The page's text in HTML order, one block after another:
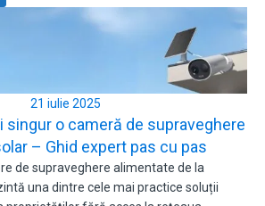
21 iulie 2025
singur o cameră de supraveghere
– Ghid expert pas cu pas
de supraveghere alimentate de la
una dintre cele mai practice soluții